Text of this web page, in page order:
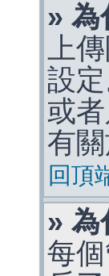
» 為
上
設
或
有
回頂
» 為
每